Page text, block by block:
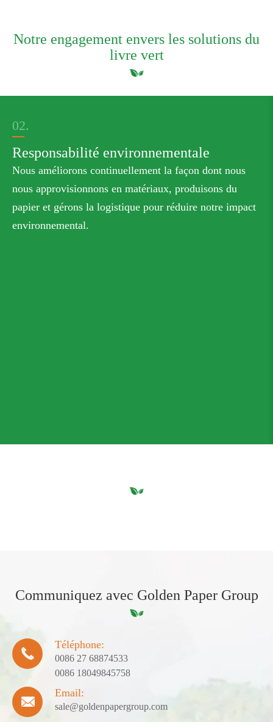
Notre engagement envers les solutions du
livre vert
02.
Responsabilité environnementale
Nous améliorons continuellement la façon dont nous
nous approvisionnons en matériaux, produisons du
papier et gérons la logistique pour réduire notre impact
environnemental.
Communiquez avec Golden Paper Group

Téléphone:
0086 27 68874533
0086 18049845758

Email:
sale@goldenpapergroup.com